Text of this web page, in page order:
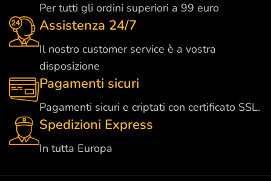
Per tutti gli ordini superiori a 99 euro
Assistenza 24/7
Il nostro customer service è a vostra
disposizione
Pagamenti sicuri
Pagamenti sicuri e criptati con certificato SSL.
Spedizioni Express
In tutta Europa